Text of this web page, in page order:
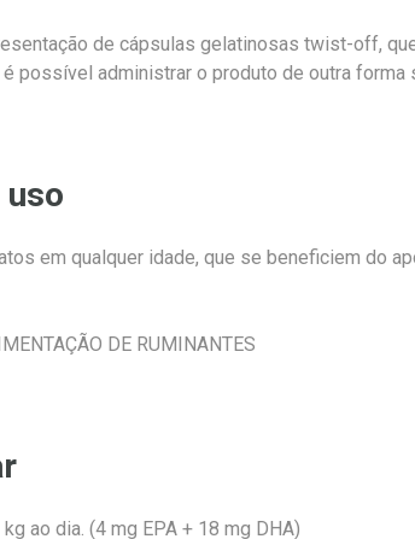
de cápsulas gelatinosas twist-off,
possível administrar o produto de outra forma
uso
em qualquer idade, que se beneficiem do
DE RUMINANTES
ao dia. (4 mg EPA + 18 mg DHA)